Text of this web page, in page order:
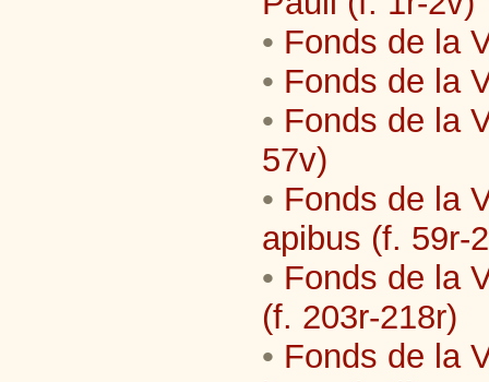
• Fonds de la
• Fonds de la
• Fonds de la
57v)
• Fonds de la
apibus (f. 59r-
• Fonds de la
(f. 203r-218r)
• Fonds de la